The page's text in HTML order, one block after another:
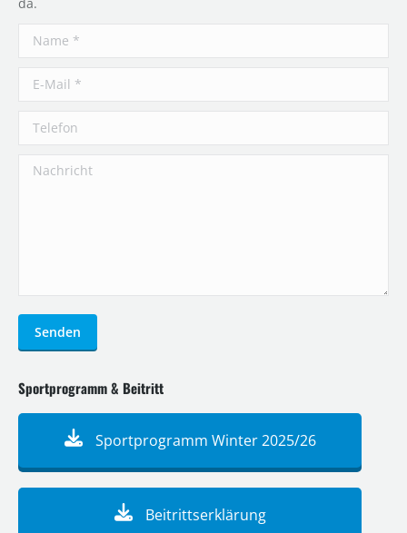
da.
Name *
E-Mail *
Telefon
Nachricht
Senden
Sportprogramm & Beitritt
Sportprogramm Winter 2025/26
Beitrittserklärung